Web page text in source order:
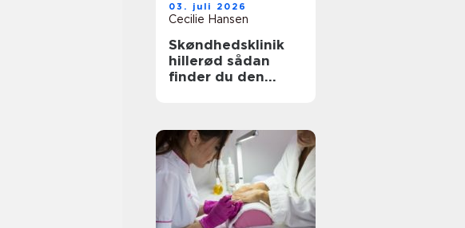
03. juli 2026
Cecilie Hansen
Skøndhedsklinik
hillerød sådan
finder du den